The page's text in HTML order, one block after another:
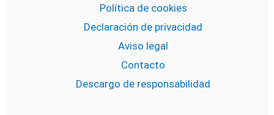
Política de cookies
Declaración de privacidad
Aviso legal
Contacto
Descargo de responsabilidad